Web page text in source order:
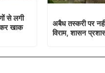
से लगी
खाक
अबैध तस्करी पर
विराम, शासन